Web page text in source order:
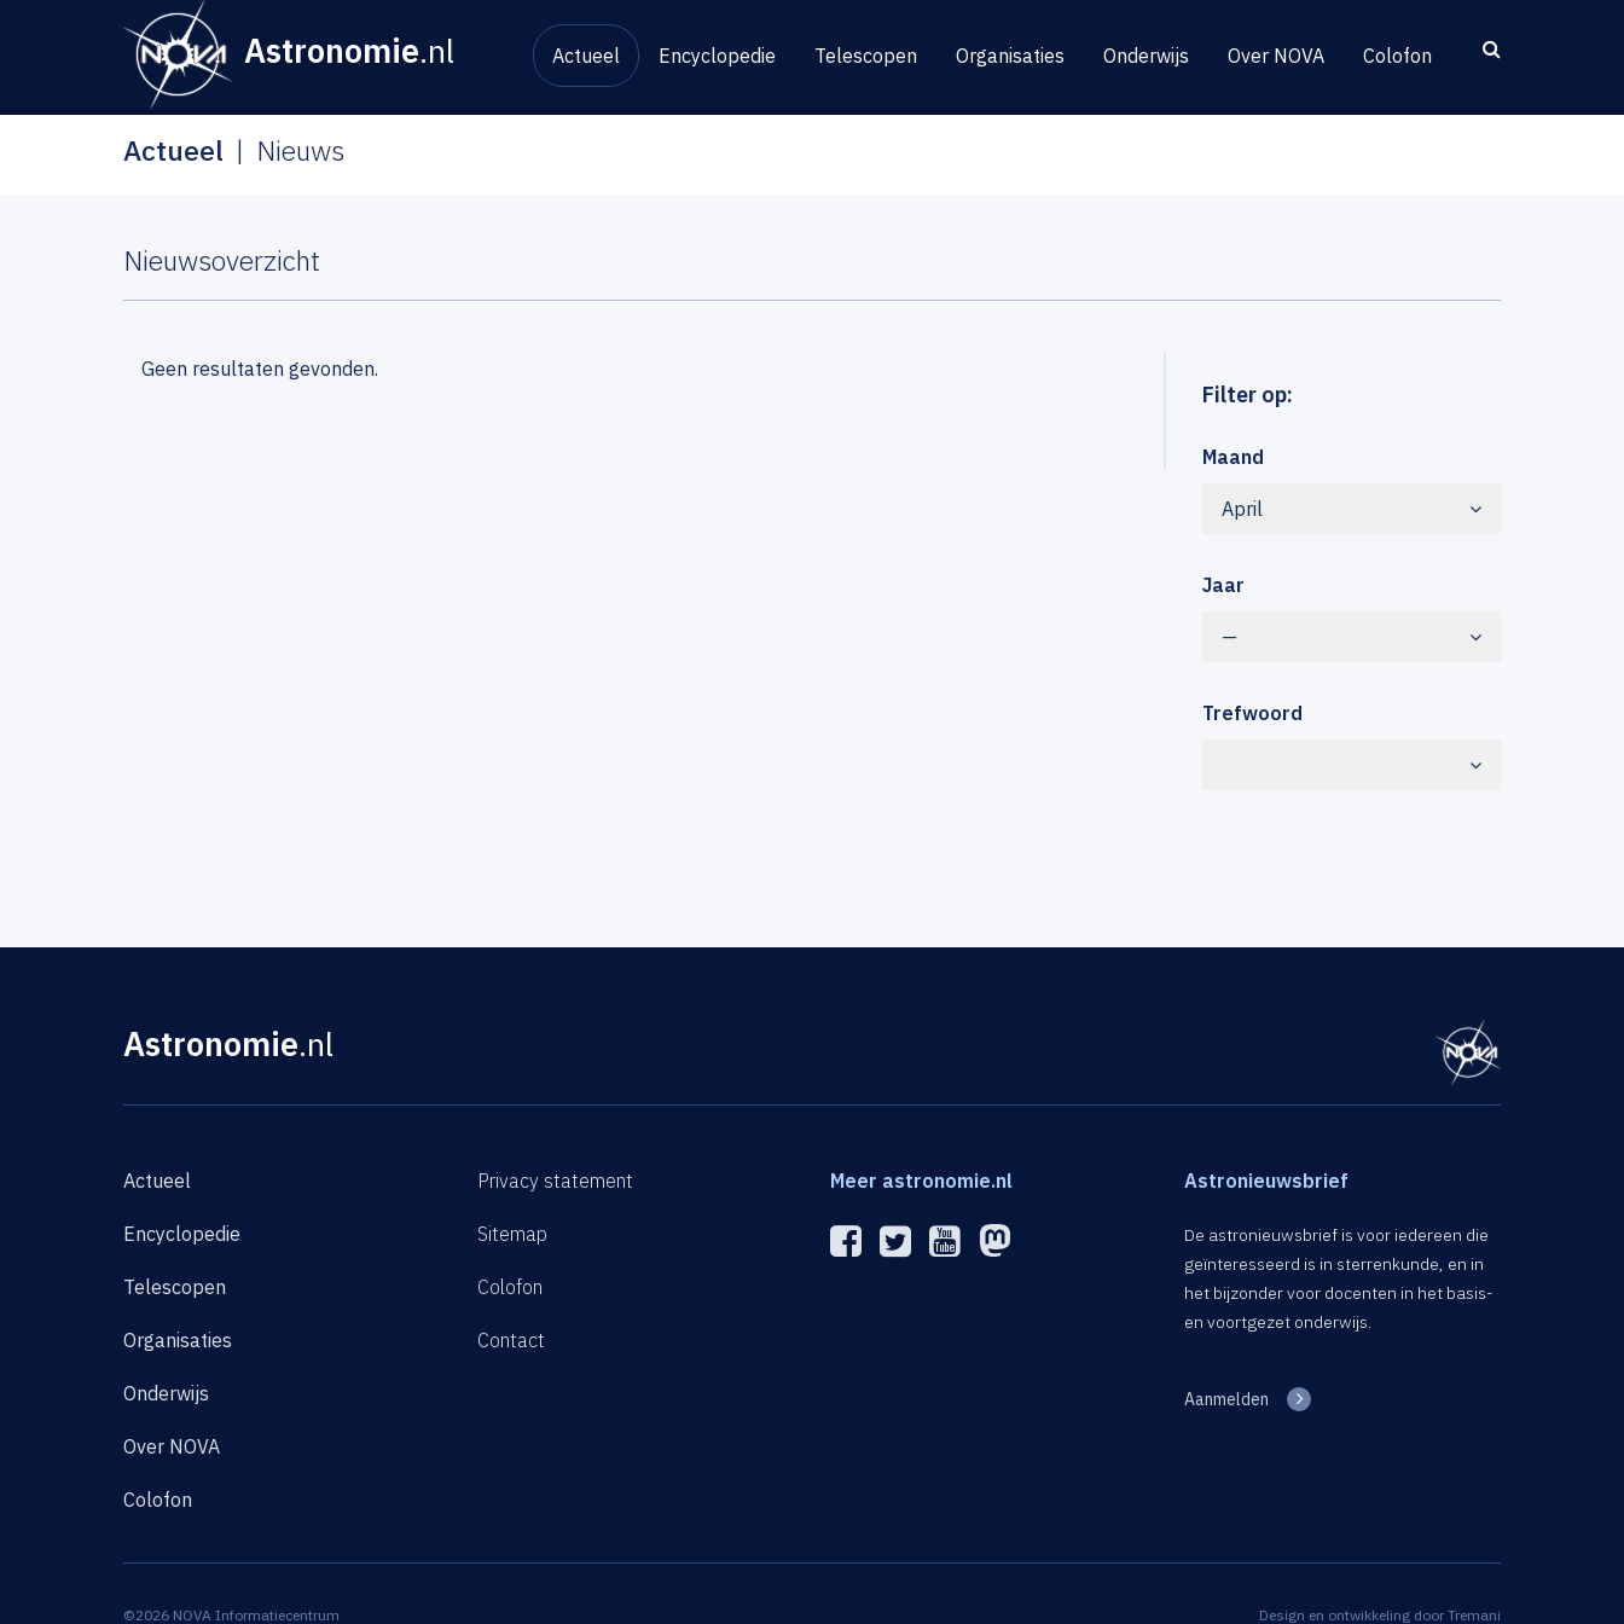
Astronomie.nl Actueel Encyclopedie Telescopen Organisaties Onderwijs Over NOVA Colofon
Actueel Nieuws
Nieuwsoverzicht
Filter op:
Maand
April
Jaar
—
Trefwoord
Geen resultaten gevonden.
Astronomie.nl
Actueel
Encyclopedie
Telescopen
Organisaties
Onderwijs
Over NOVA
Colofon
Privacy statement
Sitemap
Colofon
Contact
Meer astronomie.nl Astronieuwsbrief
De astronieuwsbrief is voor iedereen die
geïnteresseerd is in sterrenkunde, en in
het bijzonder voor docenten in het basis-
en voortgezet onderwijs.
Aanmelden
©2026 NOVA Informatiecentrum Design en ontwikkeling door Tremani